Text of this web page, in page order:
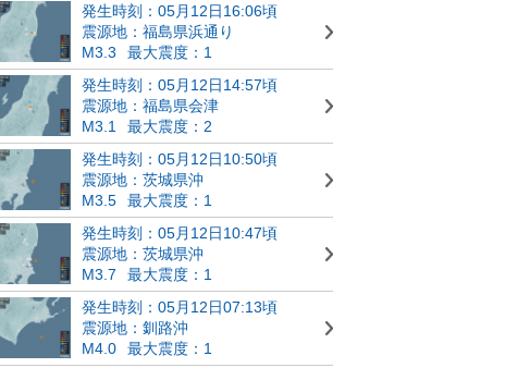
発生時刻：05月12日16:06頃
震源地：福島県浜通り
M3.3
最大震度：1
発生時刻：05月12日14:57頃
震源地：福島県会津
M3.1
最大震度：2
発生時刻：05月12日10:50頃
震源地：茨城県沖
M3.5
最大震度：1
発生時刻：05月12日10:47頃
震源地：茨城県沖
M3.7
最大震度：1
発生時刻：05月12日07:13頃
震源地：釧路沖
M4.0
最大震度：1